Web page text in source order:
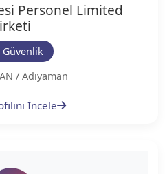
Personel Limited
Güvenlik
/ Adıyaman
İncele